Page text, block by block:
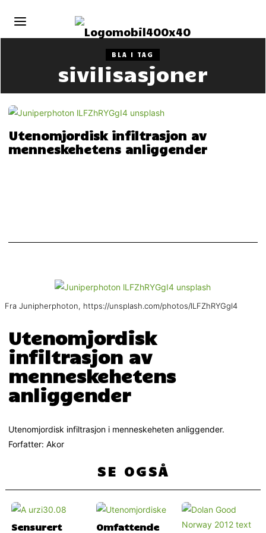
BLA I TAG
sivilisasjoner
Utenomjordisk infiltrasjon av
menneskehetens anliggender
Fra Junipherphoton, https://unsplash.com/photos/lLFZhRYGgI4
Utenomjordisk
infiltrasjon av
menneskehetens
anliggender
Utenomjordisk infiltrasjon i menneskeheten anliggender.
Forfatter: Akor
SE OGSÅ
Sensurert
Omfattende